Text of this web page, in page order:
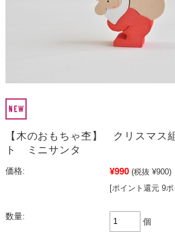
【木のおもちゃ杢】 クリスマス
ト ミニサンタ
価格: ¥990 (税抜 ¥900)
[ポイント還元 9
数量:
個